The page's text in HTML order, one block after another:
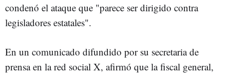
condenó el ataque que "parece ser dirigido contra
legisladores estatales".
En un comunicado difundido por su secretaria de
prensa en la red social X, afirmó que la fiscal general,